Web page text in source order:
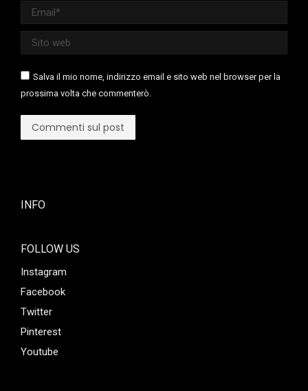
Email *
Sito web
Salva il mio nome, indirizzo email e sito web nel browser per la
prossima volta che commenterò.
Commenti sul post
INFO
FOLLOW US
Instagram
Facebook
Twitter
Pinterest
Youtube